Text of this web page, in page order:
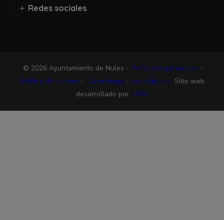
Redes sociales
© 2026 Ayuntamiento de Nules - Política de privacidad -
Política de cookies - Aviso legal- Accesibilidad Sitio web
desarrollado por ESPA